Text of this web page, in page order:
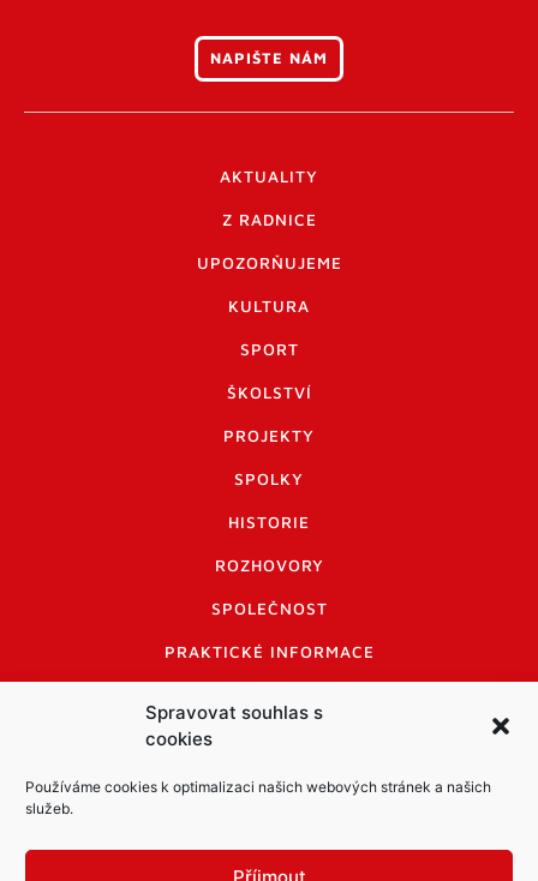
Spravovat souhlas s
cookies
Používáme cookies k optimalizaci našich webových stránek a našich
služeb.
Příjmout
NAPIŠTE NÁM
AKTUALITY
Z RADNICE
UPOZORŇUJEME
KULTURA
SPORT
ŠKOLSTVÍ
PROJEKTY
SPOLKY
HISTORIE
ROZHOVORY
SPOLEČNOST
PRAKTICKÉ INFORMACE
INFORMACE A KODEX DISKUTUJÍCÍCH
LOGO A LOGO MANUÁL